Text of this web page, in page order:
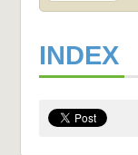
INDEX